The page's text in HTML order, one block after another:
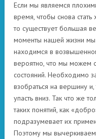
Если мы являемся
время, чтобы снова
то существует большая
моменты нашей жизни мы
находимся в
вероятно, что мы можем
состояний. Необходимо
взобраться на вершину
упасть вниз. Так что же
таких понятий, как
подразумевает их
Поэтому мы